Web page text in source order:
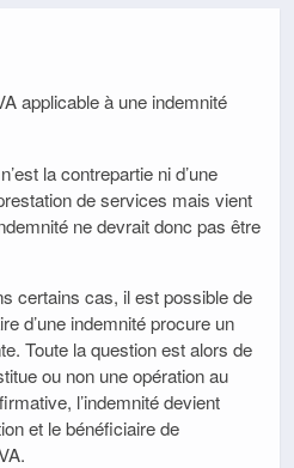
applicable à une indemnité
la contrepartie ni d’une
de services mais vient
ne devrait donc pas être
certains cas, il est possible de
d’une indemnité procure un
Toute la question est alors de
ou non une opération au
l’indemnité devient
et le bénéficiaire de